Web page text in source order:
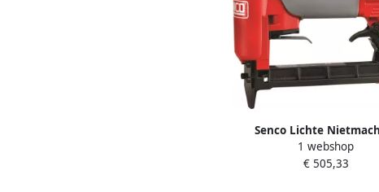
Senco Lichte
SFT10XP C TF 6S2021N
1 webshop
€ 505,33